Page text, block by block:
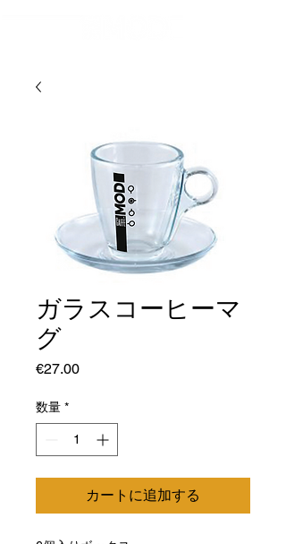
ガラスコーヒーマ
グ
€27.00価
数量 *
カートに追加する